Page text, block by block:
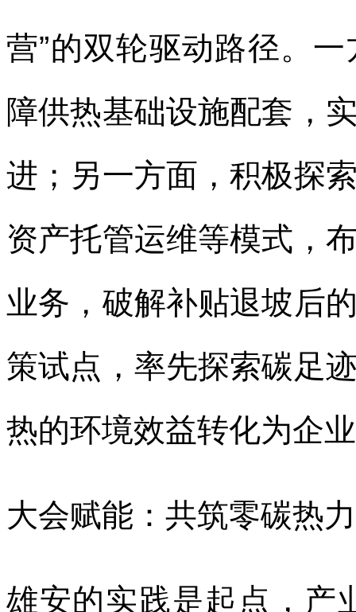
营”的双轮驱动路径。
障供热基础设施配套，
进；另一方面，积极探
资产托管运维等模式，
业务，破解补贴退坡后
策试点，率先探索碳足
热的环境效益转化为企
大会赋能：共筑零碳热
雄安的实践是起点，产